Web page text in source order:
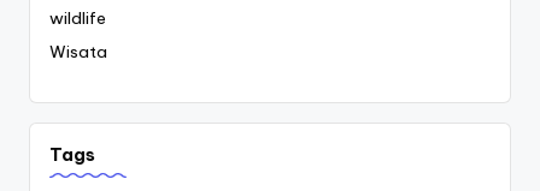
wildlife
Wisata
Tags